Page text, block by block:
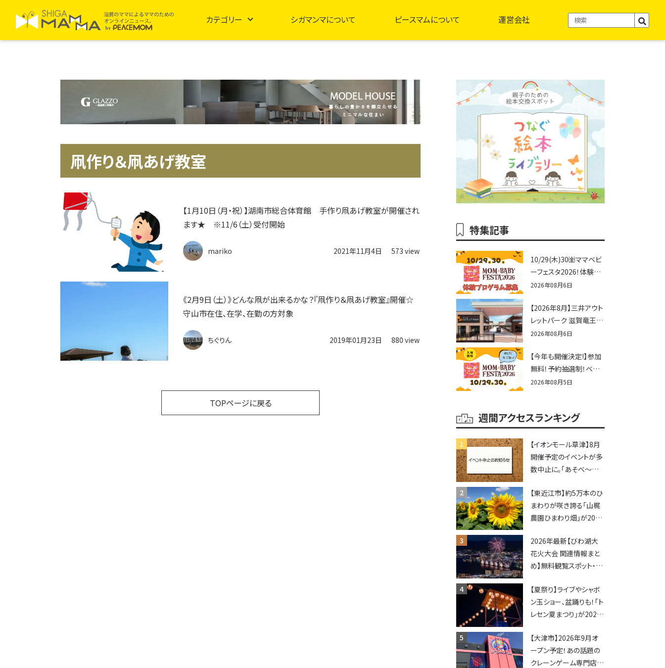
カテゴリー シガマンマについて ピースマムについて 運営会社
凧作り＆凧あげ教室
【1月10日（月・祝）】湖南市総合体育館 手作り凧あげ教室が開催され
ます★ ※11/6（土）受付開始
mariko 2021年11月4日 573 view
《2月9日（土）》どんな凧が出来るかな？『凧作り＆凧あげ教室』開催☆
守山市在住、在学、在勤の方対象
ちぐりん 2019年01月23日 880 view
TOPページに戻る
特集記事
10/29(木)30㈮ママベビ
ーフェスタ2026！体験プ
ログラム募集♪赤ちゃん
せんか？
2026年08月6日
【2026年8月】三井アウト
レットパーク 滋賀竜王の
夏休みイベントまとめ！
辛グルメ・フォトコンテス
トまで盛りだくさん！
2026年08月6日
【今年も開催決定!】参加
無料！予約抽選制！ベビ
ーファミリー必見☆入場
2026！親子で楽しもう
♪inピエリ守山
2026年08月5日
週間アクセスランキング
【イオンモール草津】8月
開催予定のイベントが多
数中止に。「あそべ〜る
ショーなど
【東近江市】約5万本のひ
まわりが咲き誇る「山梶
農園ひまわり畑」が2026
ポットやキッチンカーも
登場！何度も入園できる
フリーパスも販売★
2026年最新【びわ湖大
花火大会 関連情報まと
め】無料観覧スポット・同
ップ・交通規制に近隣施
設の駐車場情報なども
要チェック★
【夏祭り】ライブやシャボ
ン玉ショー、盆踊りも！「ト
レセン夏まつり」が2026
【大津市】2026年9月オ
ープン予定！あの話題の
クレーンゲーム専門店